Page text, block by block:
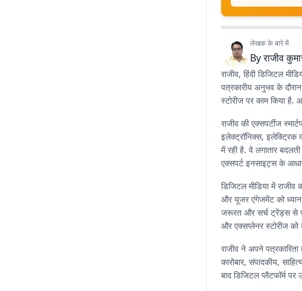
लेखक के बारे में
Byराजीव
राजीव, हिंदी डिजिटल
पत्रकारीय अनुभव के
स्टोरीज पर काम किया है.
राजीव की एक्सपर्टीज
इलेक्ट्रॉनिक्स, इलेक्ट्रिक
में रही है. वे लगातार
एक्सपर्ट इनसाइट्स के
डिजिटल मीडिया में
और यूजर एंगेजमेंट को
जरूरत और सर्च ट्रेंड्स से
और एक्सप्लेनर स्टोरीज
राजीव ने अपने
कारोबार, संपादकीय,
बाद डिजिटल प्लैटफॉर्म